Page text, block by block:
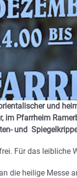
und
im Pfarrheim
und
Für das leibliche
die heilige Messe